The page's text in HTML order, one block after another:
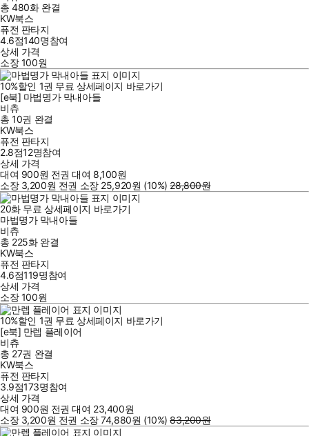
총 480화 완결
KW북스
퓨전 판타지
4.6점140명참여
상세 가격
소장100원
10%할인 1권 무료 상세페이지 바로가기
[e북] 마법명가 막내아들
비츄
총 10권 완결
KW북스
퓨전 판타지
2.8점12명참여
상세 가격
대여 900원 전권 대여 8,100원
소장 3,200원 전권 소장 25,920원 (10%) 28,800원
20화 무료 상세페이지 바로가기
마법명가 막내아들
비츄
총 225화 완결
KW북스
퓨전 판타지
4.6점119명참여
상세 가격
소장100원
10%할인 1권 무료 상세페이지 바로가기
[e북] 만렙 플레이어
비츄
총 27권 완결
KW북스
퓨전 판타지
3.9점173명참여
상세 가격
대여 900원 전권 대여 23,400원
소장 3,200원 전권 소장74,880원 (10%) 83,200원